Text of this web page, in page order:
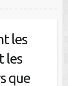
les
les
que